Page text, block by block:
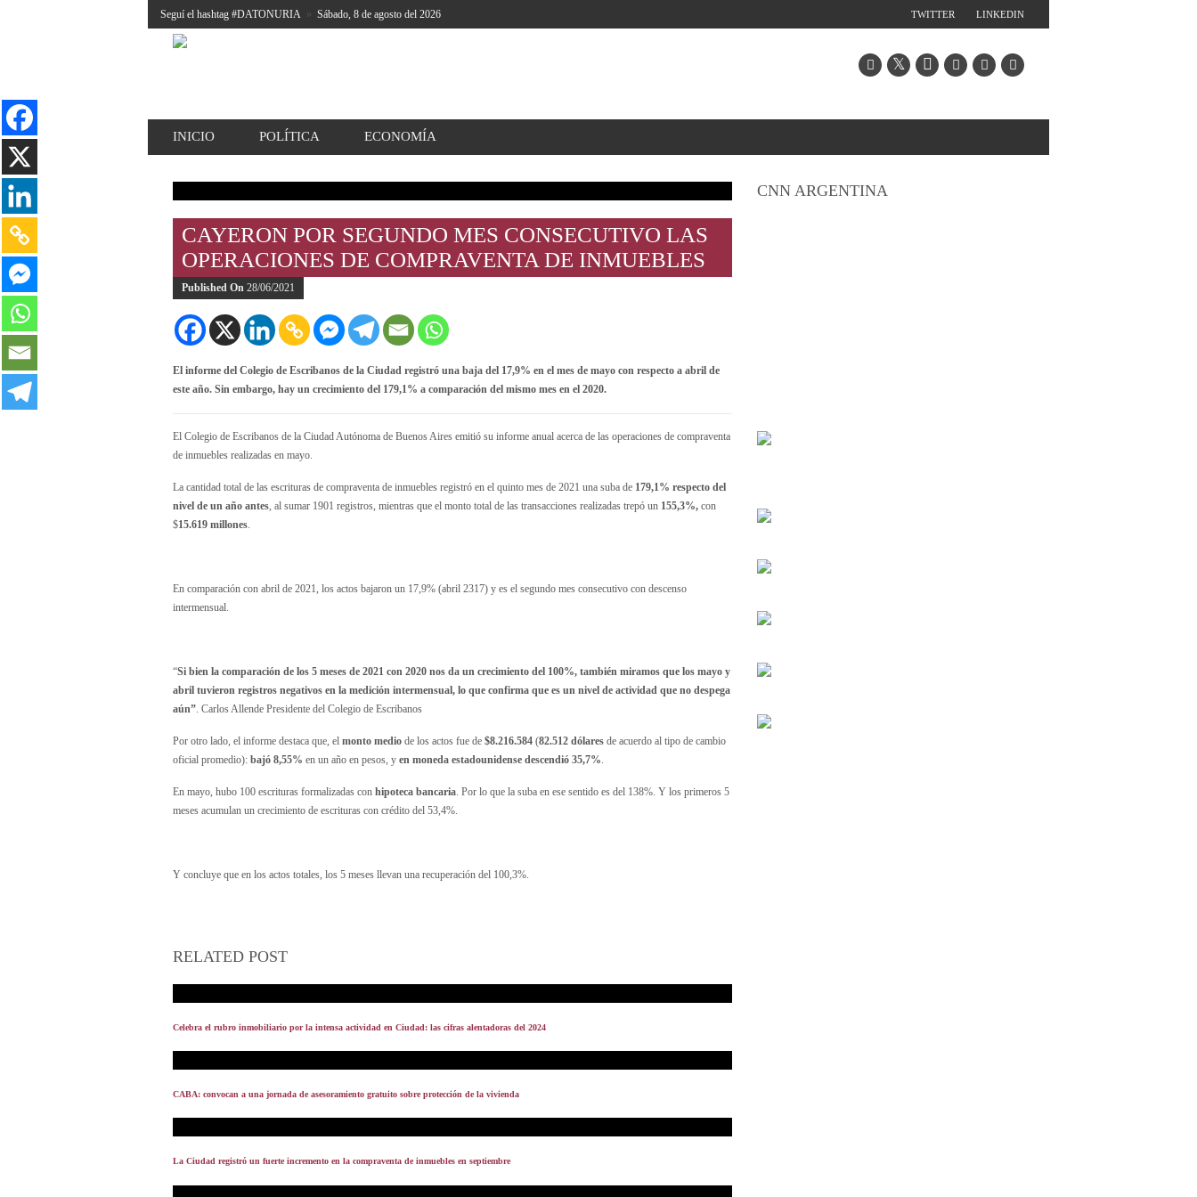
Seguí el hashtag #DATONURIA » Sábado, 8 de agosto del 2026 LINKEDIN
TWITTER
INICIO POLÍTICA ECONOMÍA
CAYERON POR SEGUNDO MES CONSECUTIVO LAS
OPERACIONES DE COMPRAVENTA DE INMUEBLES
Published On 28/06/2021
El informe del Colegio de Escribanos de la Ciudad registró una baja del 17,9% en el mes de mayo con respecto a abril de
este año. Sin embargo, hay un crecimiento del 179,1% a comparación del mismo mes en el 2020.
El Colegio de Escribanos de la Ciudad Autónoma de Buenos Aires emitió su informe anual acerca de las operaciones de compraventa
de inmuebles realizadas en mayo.
La cantidad total de las escrituras de compraventa de inmuebles registró en el quinto mes de 2021 una suba de 179,1% respecto del
nivel de un año antes, al sumar 1901 registros, mientras que el monto total de las transacciones realizadas trepó un 155,3%, con
$15.619 millones.
En comparación con abril de 2021, los actos bajaron un 17,9% (abril 2317) y es el segundo mes consecutivo con descenso
intermensual.
“Si bien la comparación de los 5 meses de 2021 con 2020 nos da un crecimiento del 100%, también miramos que los mayo y
abril tuvieron registros negativos en la medición intermensual, lo que confirma que es un nivel de actividad que no despega
aún”. Carlos Allende Presidente del Colegio de Escribanos
Por otro lado, el informe destaca que, el monto medio de los actos fue de $8.216.584 (82.512 dólares de acuerdo al tipo de cambio
oficial promedio): bajó 8,55% en un año en pesos, y en moneda estadounidense descendió 35,7%.
En mayo, hubo 100 escrituras formalizadas con hipoteca bancaria. Por lo que la suba en ese sentido es del 138%. Y los primeros 5
meses acumulan un crecimiento de escrituras con crédito del 53,4%.
Y concluye que en los actos totales, los 5 meses llevan una recuperación del 100,3%.
RELATED POST
Celebra el rubro inmobiliario por la intensa actividad en Ciudad: las cifras alentadoras del 2024
CABA: convocan a una jornada de asesoramiento gratuito sobre protección de la vivienda
La Ciudad registró un fuerte incremento en la compraventa de inmuebles en septiembre
CNN ARGENTINA